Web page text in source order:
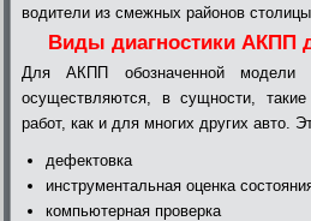
водители из смежных районов столицы.
Виды диагностики АКПП
Для АКПП обозначенной модели
осуществляются, в сущности,
работ, как и для многих других авто.
дефектовка
инструментальная оценка
компьютерная проверка